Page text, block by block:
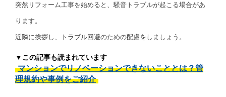
突然リフォーム工事を始めると、騒音トラブルが起こる場合があ
ります。
近隣に挨拶し、トラブル回避のための配慮をしましょう。
▼この記事も読まれています
マンションでリノベーションできないこととは？管
理規約や事例をご紹介